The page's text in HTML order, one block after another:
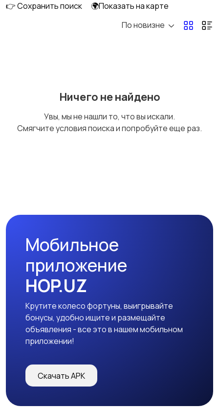
Организация досуга и
👉 Сохранить поиск
🌍Показать на карте
По новизне
Ничего не найдено
Увы, мы не нашли то, что вы искали.
Смягчите условия поиска и попробуйте еще раз.
Мобильное
приложение
HOP.UZ
Крутите колесо фортуны, выигрывайте
бонусы, удобно ищите и размещайте
объявления - все это в нашем мобильном
приложении!
Скачать APK